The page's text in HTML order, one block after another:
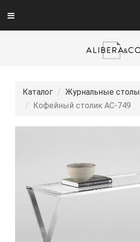
Toggle
navigation
Каталог
Журнальные столы
Кофейный столик АС-749